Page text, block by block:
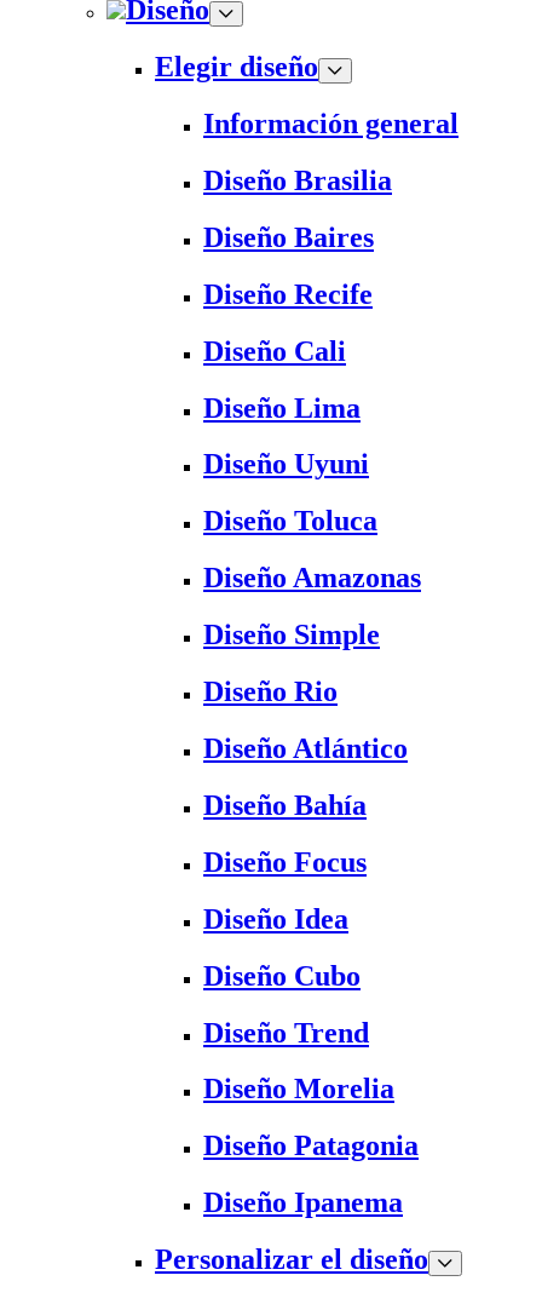
Diseño
Elegir diseño
Información general
Diseño Brasilia
Diseño Baires
Diseño Recife
Diseño Cali
Diseño Lima
Diseño Uyuni
Diseño Toluca
Diseño Amazonas
Diseño Simple
Diseño Rio
Diseño Atlántico
Diseño Bahía
Diseño Focus
Diseño Idea
Diseño Cubo
Diseño Trend
Diseño Morelia
Diseño Patagonia
Diseño Ipanema
Personalizar el diseño